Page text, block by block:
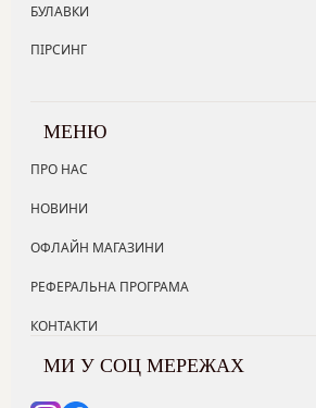
БУЛАВКИ
ПІРСИНГ
МЕНЮ
ПРО НАС
НОВИНИ
ОФЛАЙН МАГАЗИНИ
РЕФЕРАЛЬНА ПРОГРАМА
КОНТАКТИ
МИ У СОЦ МЕРЕЖАХ